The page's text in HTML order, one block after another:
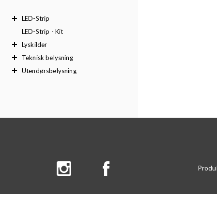
LED-Strip
LED-Strip - Kit
Lyskilder
Teknisk belysning
Utendørsbelysning
Finn